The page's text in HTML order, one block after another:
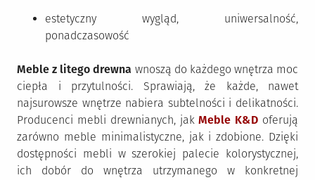
estetyczny wygląd, uniwersalność,
ponadczasowość
Meble z litego drewna wnoszą do każdego wnętrza moc
ciepła i przytulności. Sprawiają, że każde, nawet
najsurowsze wnętrze nabiera subtelności i delikatności.
Producenci mebli drewnianych, jakMeble K&D oferują
zarówno meble minimalistyczne, jak i zdobione. Dzięki
dostępności mebli w szerokiej palecie kolorystycznej,
ich dobór do wnętrza utrzymanego w konkretnej